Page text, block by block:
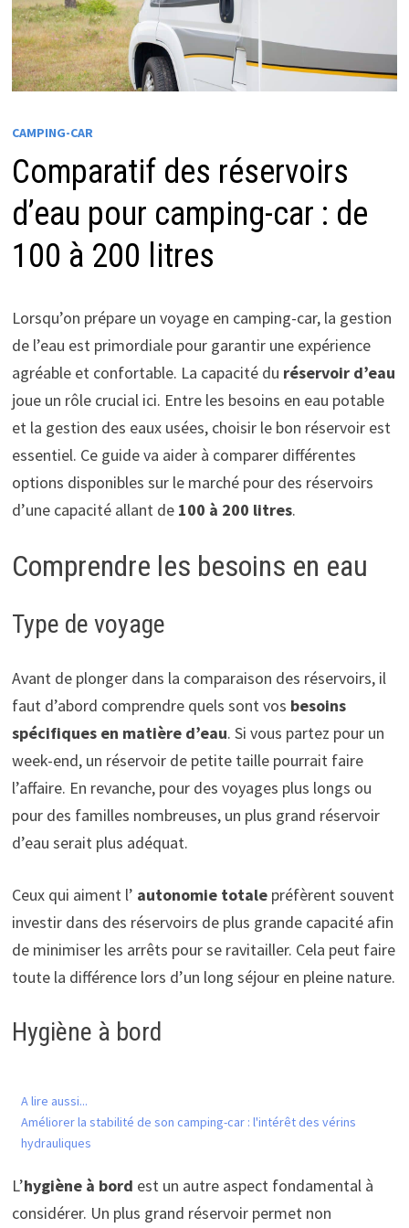
CAMPING-CAR
Comparatif des réservoirs
d’eau pour camping-car : de
100 à 200 litres
Lorsqu’on prépare un voyage en camping-car, la gestion
de l’eau est primordiale pour garantir une expérience
agréable et confortable. La capacité du réservoir d’eau
joue un rôle crucial ici. Entre les besoins en eau potable
et la gestion des eaux usées, choisir le bon réservoir est
essentiel. Ce guide va aider à comparer différentes
options disponibles sur le marché pour des réservoirs
d’une capacité allant de 100 à 200 litres.
Comprendre les besoins en eau
Type de voyage
Avant de plonger dans la comparaison des réservoirs, il
faut d’abord comprendre quels sont vos besoins
spécifiques en matière d’eau. Si vous partez pour un
week-end, un réservoir de petite taille pourrait faire
l’affaire. En revanche, pour des voyages plus longs ou
pour des familles nombreuses, un plus grand réservoir
d’eau serait plus adéquat.
Ceux qui aiment l’ autonomie totalepréfèrent souvent
investir dans des réservoirs de plus grande capacité afin
de minimiser les arrêts pour se ravitailler. Cela peut faire
toute la différence lors d’un long séjour en pleine nature.
Hygiène à bord
A lire aussi...
Améliorer la stabilité de son camping-car : l'intérêt des vérins
hydrauliques
L’hygiène à bord est un autre aspect fondamental à
considérer. Un plus grand réservoir permet non